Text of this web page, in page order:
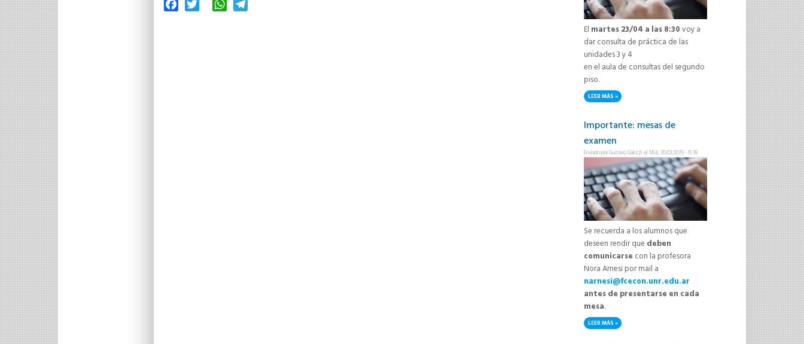
FacebookTwitter WhatsApp
El martes 23/04 a las 8:30voy a
dar consulta de práctica de las
unidades 3 y 4
en el aula de consultas del segundo
piso.
LEER MÁS SOBRE CONSULTA DE PRÁCTICA
Importante: mesas de
examen
Enviado porGustavo Galizzi el Mié, 30/01/2019 - 11:39
Se recuerda a los alumnos que
deseen rendir que deben
comunicarse con la profesora
Nora Arnesi por mail a
narnesi@fcecon.unr.edu.ar
antes de presentarse en cada
mesa.
LEER MÁS SOBRE IMPORTANTE: MESAS DE EXAMEN